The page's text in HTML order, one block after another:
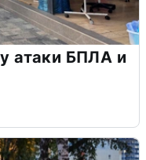
атаки БПЛА и